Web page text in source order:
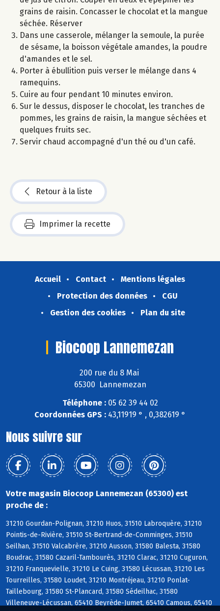
grains de raisin. Concasser le chocolat et la mangue
séchée. Réserver
Dans une casserole, mélanger la semoule, la purée
de sésame, la boisson végétale amandes, la poudre
d'amandes et le sel.
Porter à ébullition puis verser le mélange dans 4
ramequins.
Cuire au four pendant 10 minutes environ.
Sur le dessus, disposer le chocolat, les tranches de
pommes, les grains de raisin, la mangue séchées et
quelques fruits sec.
Servir chaud accompagné d'un thé ou d'un café.
Retour à la liste
Imprimer la recette
Accueil Contact
Mentions légales
Protection des données
CGU
Gestion des cookies
Plan du site
Biocoop Lannemezan
200 rue du 8 Mai
65300 Lannemezan
Téléphone :05 62 39 44 02
Coordonnées GPS : 43,11919 ° , 0,382619 °
Nous suivre sur
Votre magasin Biocoop Lannemezan (65300) est
proche de :
31210 Gourdan-Polignan, 31210 Huos, 31510 Labroquère, 31210
Pointis-de-Rivière, 31510 St-Bertrand-de-Comminges, 31510
Seilhan, 31510 Valcabrère, 31210 Ausson, 31580 Balesta, 31580
Boudrac, 31580 Cazaril-Tambourès, 31210 Clarac, 31210 Cuguron,
31210 Franquevielle, 31210 Le Cuing, 31580 Lécussan, 31210 Les
Tourreilles, 31580 Loudet, 31210 Montréjeau, 31210 Ponlat-
Taillebourg, 31580 St-Plancard, 31580 Sédeilhac, 31580
Villeneuve-Lécussan, 65410 Beyrède-Jumet, 65410 Camous, 65410